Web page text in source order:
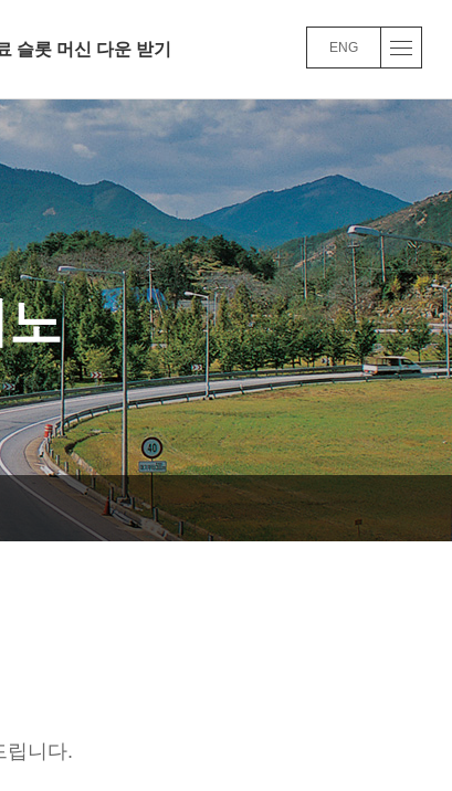
슬롯 머신 다운 받기
무료 슬롯 머신 다운
사/교육/복리후생
트 네임드카지노FAQ
주요사업실적
바로가기
품질/환경 경영
바로가기
ENG
립니다.